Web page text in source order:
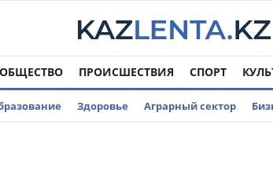
ОБЩЕСТВО ПРОИСШЕСТВИЯ СПОРТ
Здоровье Аграрный сектор